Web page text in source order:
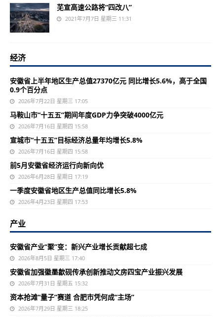
芜宣高速公路将“四改八”
2021年7月7日 星期三 11:31
经济
安徽省上半年地区生产总值27370亿元 同比增长5.6%，高于全国
0.9个百分点
2026年7月22日 星期三 17:05
马鞍山市“十五五”期间年度GDP力争突破4000亿元
2026年7月16日 星期四 15:58
宣城市“十五五”目标经济总量年均增长5.8%
2026年7月16日 星期四 15:58
前5月安徽省经济运行向新向优
2026年6月28日 星期日 17:19
一季度安徽省地区生产总值同比增长5.8%
2026年4月23日 星期四 17:53
产业
安徽省产业“聚”变：新兴产业增长贡献超七成
2026年8月5日 星期三 17:40
安徽省加强徽墨歙砚传承创新推动文房四宝产业振兴发展
2026年7月31日 星期五 15:32
资本抢滩“量子”赛道 合肥市凭何成“主场”
2026年7月29日 星期三 18:25